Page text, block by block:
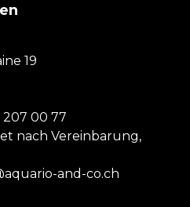
19
207 00 77
nach Vereinbarung,
and-co.ch